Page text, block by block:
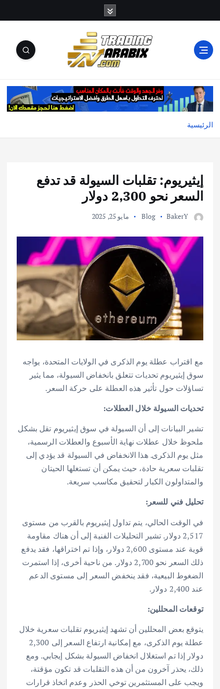
م
والكريبتو
الرئيسية
إيثيريوم: تقلبات السيولة قد تدفع
السعر نحو 2,300 دولار
BakerY
Blog مايو 25, 2025
مع اقتراب عطلة يوم الذكرى في الولايات المتحدة، يواجه
سوق إيثيريوم تحديات تتعلق بانخفاض السيولة، مما يثير
تساؤلات حول تأثير هذه العطلة على حركة السعر.
تحديات السيولة خلال العطلات:
تشير البيانات إلى أن السيولة في سوق إيثيريوم تقل بشكل
ملحوظ خلال عطلات نهاية الأسبوع والعطلات الرسمية،
مثل يوم الذكرى. هذا الانخفاض في السيولة قد يؤدي إلى
تقلبات سعرية حادة، حيث يمكن أن تستغلها الحيتان
والمتداولون الكبار لتحقيق مكاسب سريعة.
تحليل فني للسعر:
في الوقت الحالي، يتم تداول إيثيريوم بالقرب من مستوى
2,517 دولار. تشير التحليلات الفنية إلى أن هناك مقاومة
قوية عند مستوى 2,600 دولار، وإذا تم اختراقها، فقد يدفع
ذلك السعر نحو 2,700 دولار. من ناحية أخرى، إذا استمرت
الضغوط البيعية، فقد ينخفض السعر إلى مستوى الدعم
عند 2,400 دولار.
توقعات المحللين:
يتوقع بعض المحللين أن تشهد إيثيريوم تقلبات سعرية خلال
عطلة يوم الذكرى، مع إمكانية ارتفاع السعر إلى 2,300
دولار إذا تم استغلال انخفاض السيولة بشكل إيجابي. ومع
ذلك، يحذر آخرون من أن هذه التقلبات قد تكون مؤقتة،
ويجب على المستثمرين توخي الحذر وعدم اتخاذ قرارات